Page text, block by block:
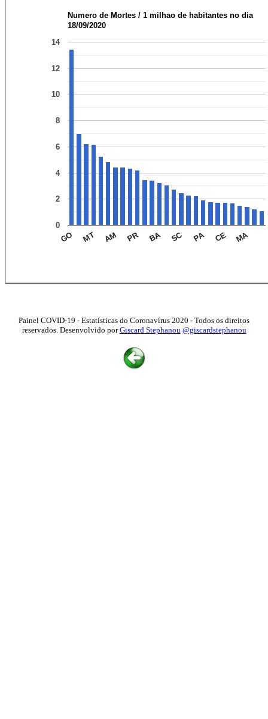
Numero de Mortes / 1 milhao de habitantes no dia
18/09/2020
GO MT AM PR BA SC PA CE MA
0
2
4
6
8
10
12
14
Painel COVID-19 - Estatísticas do Coronavírus 2020 - Todos os direitos
reservados. Desenvolvido porGiscard Stephanou @giscardstephanou